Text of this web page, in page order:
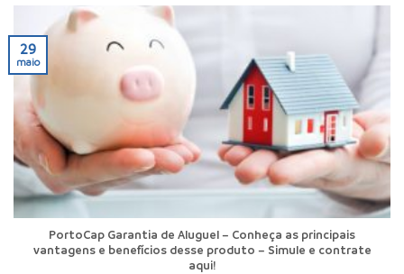
PortoCap Garantia de Aluguel – Conheça as principais
vantagens e benefícios desse produto – Simule e contrate
aqui!
29
maio